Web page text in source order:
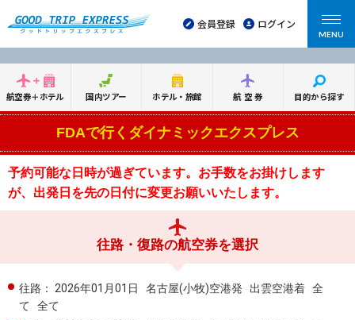
会員登録 ログイン
MENU
航空券＋ホテル 国内ツアー ホテル・旅館 航空券 目的から探す
FDAで行くダイナミックエクスプレス
予約可能な日時が過ぎています。お手数をお掛けします
が、出発日を先の日付に変更お願いいたします。
往路・復路の航空券を選択
往路： 2026年01月01日 名古屋(小牧)空港発 出雲空港着 全
て
全て